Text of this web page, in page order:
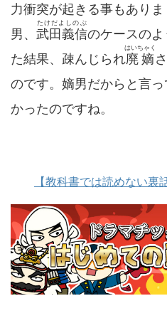
力衝突が起きる事もありま
男、 武田義信
たけだよしのぶ
のケースの
た結果、疎んじられ廃嫡
はいちゃく
のです。嫡男だからと言
かったのですね。
【教科書では読めない裏